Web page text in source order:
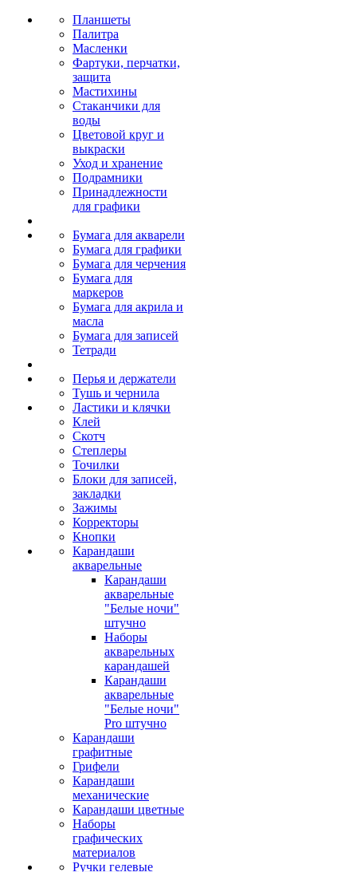
Планшеты
Палитра
Масленки
Фартуки, перчатки,
защита
Мастихины
Стаканчики для
воды
Цветовой круг и
выкраски
Уход и хранение
Подрамники
Принадлежности
для графики
Бумага для акварели
Бумага для графики
Бумага для черчения
Бумага для
маркеров
Бумага для акрила и
масла
Бумага для записей
Тетради
Перья и держатели
Тушь и чернила
Ластики и клячки
Клей
Скотч
Степлеры
Точилки
Блоки для записей,
закладки
Зажимы
Корректоры
Кнопки
Карандаши
акварельные
Карандаши
акварельные
"Белые ночи"
штучно
Наборы
акварельных
карандашей
Карандаши
акварельные
"Белые ночи"
Pro штучно
Карандаши
графитные
Грифели
Карандаши
механические
Карандаши цветные
Наборы
графических
материалов
Ручки гелевые